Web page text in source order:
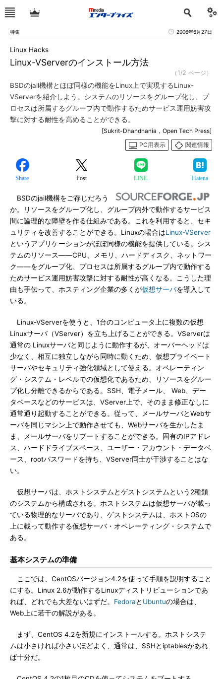
特集 2006年6月27日
Linux-VServerのインストール方法
Linux Hacks
（1/2 ページ）
BSDのjail機構とほぼ同様の機能をLinux上で実現するLinux-
VServerを紹介しよう。システムのリソースをグループ化し、プ
ロセスは所属するグループ内で動作するためサービス運用妨害攻
撃に対する耐性を高めることができる。
[Sukrit-Dhandhania，Open Tech Press]
PC用表示
関連情報
Share Post LINE Hatena
BSDのjail機構をご存じだろう
か。リソースをグループ化し、グループ内外で動作するサービス
間に論理的な障壁を作る仕組みである。これを利用すると、セキ
ュリティを改善することができる。Linuxの場合はLinux-VServer
というアプリケーションがほぼ同様の機能を提供している。シス
テムのリソース――CPU、メモリ、ハードディスク、ネットワー
ク――をグループ化、プロセスは所属するグループ内で動作する
ためサービス運用妨害攻撃に対する耐性が高くなる。こうした理
由も手伝って、ホスティング企業の多くが仮想サーバを導入して
いる。
Linux-VServerを使うと、1台のコンピュータ上に複数の仮想
Linuxサーバ（VServer）を立ち上げることができる。VServerは
通常の Linuxサーバと同じように動作するが、オーバーヘッドは
少なく、相互に独立しながら同時に動くため、仮想プライベート
サーバやセキュリティ強化領域として使える。オペレーティン
グ・システム・レベルでの仮想化であるため、リソースをグルー
プ化し分離できるからである。SSH、電子メール、 Web、デー
タベースなどのサービスは、VServer上で、そのまま修正なしに
通常通り起動することができる。従って、メールサーバとWebサ
ーバを同じマシン上で動作させても、Webサーバを生かしたま
ま、メールサーバをリブートすることができる。固有のIPアドレ
ス、ハードドライブスペース、ユーザー・アカウント・データベ
ース、rootパスワードを持ち、VServer同士が干渉することはな
い。
仮想サーバは、ホストシステムとゲストシステムという2種類
のシステムから構成される。ホストシステムは仮想サーバが載っ
ている物理的なサーバであり、ゲストシステムは、ホストOSの
上に載って動作する仮想サーバ・オペレーティング・システムで
ある。
基本システムの準備
ここでは、CentOSバージョン4.2を使って手順を説明すること
にする。Linux 2.6が動作するLinuxディストリビューションであ
れば、どれでも大差ないはずだ。 Fedoraと Ubuntuの場合は、
Web上に若干の解説がある。
まず、CentOS 4.2を新規にインストールする。ホストシステ
ムは小さければ小さいほどよく、通常は、SSHとiptablesがあれ
ば十分だ。